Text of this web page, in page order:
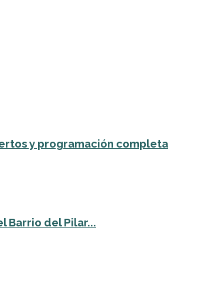
y programación completa
Barrio del Pilar...